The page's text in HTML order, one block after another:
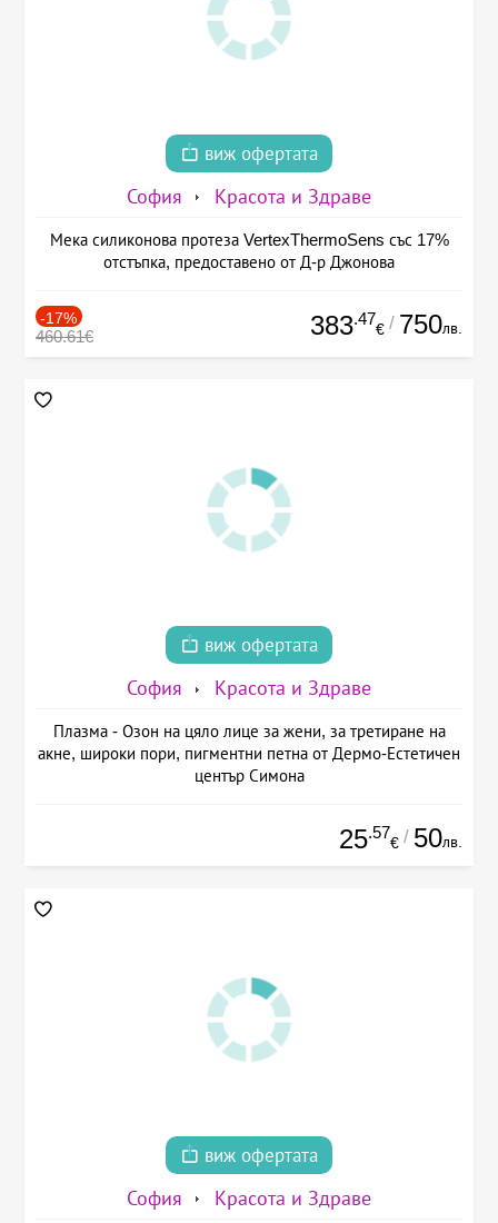
виж офертата
София Красота и Здраве
Мека силиконова протеза VertexThermoSens със 17%
отстъпка, предоставено от Д-р Джонова
-17%
460.61€ 383.47
€ / 750лв.
виж офертата
София Красота и Здраве
Плазма - Озон на цяло лице за жени, за третиране на
акне, широки пори, пигментни петна от Дермо-Естетичен
център Симона
25.57
€ / 50лв.
виж офертата
София Красота и Здраве